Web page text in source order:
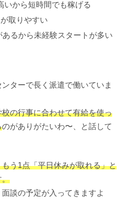
いから短時間でも稼げる
取りやすい
るから未経験スタートが多い
ターで長く派遣で働いていま
の行事に合わせて有給を使っ
のがありがたいわ〜、と話して
う1点「平日休みが取れる」と
。
談の予定が入ってきますよ